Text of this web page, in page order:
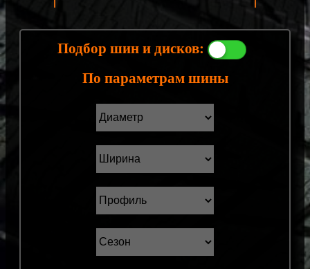
Подбор шин и дисков:
По параметрам шины